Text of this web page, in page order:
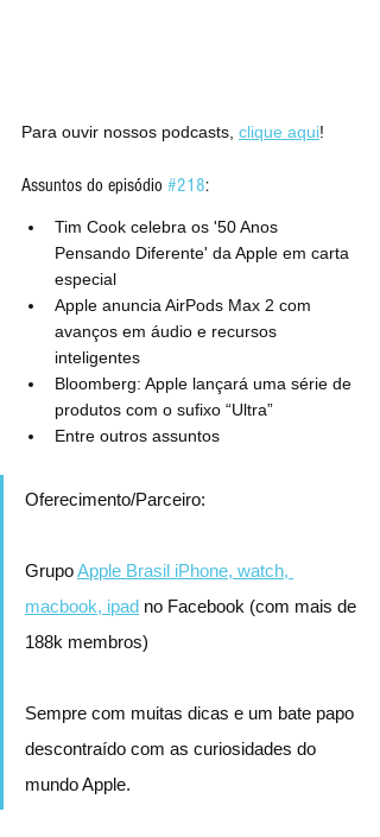
Para ouvir nossos podcasts, clique aqui!
Assuntos do episódio #218:
Tim Cook celebra os '50 Anos
Pensando Diferente' da Apple em carta
especial
Apple anuncia AirPods Max 2 com
avanços em áudio e recursos
inteligentes
Bloomberg: Apple lançará uma série de
produtos com o sufixo “Ultra”
Entre outros assuntos
Oferecimento/Parceiro:
Grupo Apple Brasil iPhone, watch,
macbook, ipad no Facebook (com mais de
188k membros)
Sempre com muitas dicas e um bate papo
descontraído com as curiosidades do
mundo Apple.